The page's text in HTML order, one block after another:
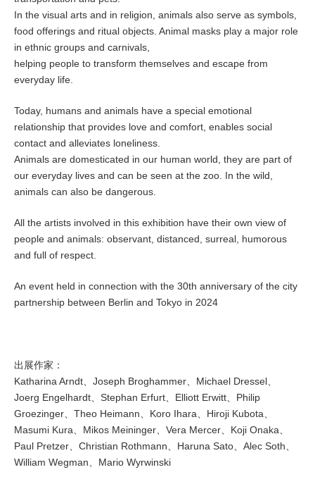
In the visual arts and in religion, animals also serve as symbols,
food offerings and ritual objects. Animal masks play a major role
in ethnic groups and carnivals,
helping people to transform themselves and escape from
everyday life.
Today, humans and animals have a special emotional
relationship that provides love and comfort, enables social
contact and alleviates loneliness.
Animals are domesticated in our human world, they are part of
our everyday lives and can be seen at the zoo. In the wild,
animals can also be dangerous.
All the artists involved in this exhibition have their own view of
people and animals: observant, distanced, surreal, humorous
and full of respect.
An event held in connection with the 30th anniversary of the city
partnership between Berlin and Tokyo in 2024
出展作家：
Katharina Arndt、Joseph Broghammer、Michael Dressel、
Joerg Engelhardt、Stephan Erfurt、Elliott Erwitt、Philip
Groezinger、Theo Heimann、Koro Ihara、Hiroji Kubota、
Masumi Kura、Mikos Meininger、Vera Mercer、Koji Onaka、
Paul Pretzer、Christian Rothmann、Haruna Sato、Alec Soth、
William Wegman、Mario Wyrwinski